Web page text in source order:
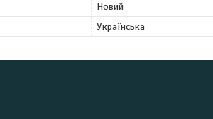
Новий
Українська